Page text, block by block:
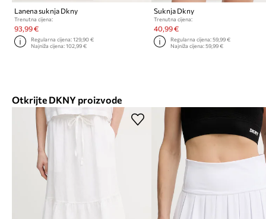
Lanena suknja Dkny
Trenutna cijena:
93,99 €
Regularna cijena:129,90 €
Najniža cijena:102,99 €
Suknja Dkny
Trenutna cijena:
40,99 €
Regularna cijena: 59,99 €
Najniža cijena: 59,99 €
Otkrijte DKNY proizvode